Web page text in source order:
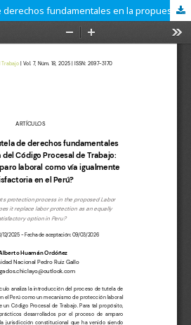
El proceso de tutela de derechos fundamentales en la propuesta del Código Procesal de Trabajo